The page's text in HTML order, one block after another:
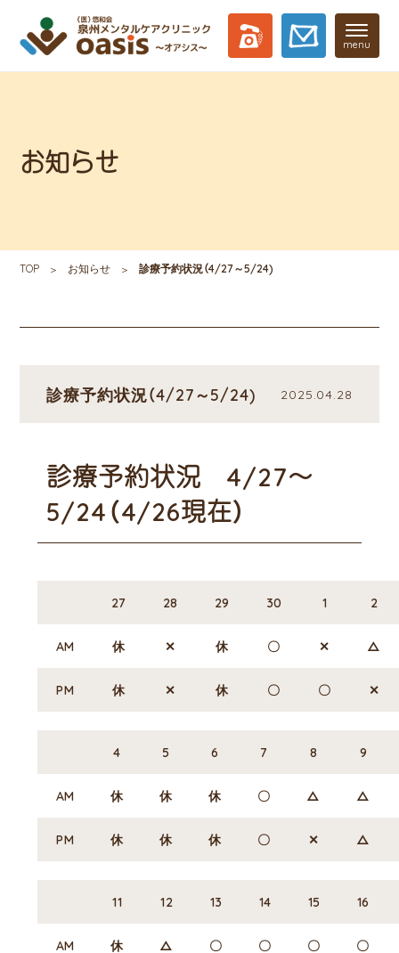
menu
お知らせ
TOP お知らせ 診療予約状況（4/27～5/24)
診療予約状況（4/27～5/24) 2025.04.28
診療予約状況 4/27～
5/24（4/26現在）
27 28 29 30 1 2
AM 休 ✕ 休 〇 ✕ △
PM 休 ✕ 休 〇 〇 ✕
4 5 6 7 8 9
AM 休 休 休 〇 △ △
PM 休 休 休 〇 ✕ △
11 12 13 14 15 16
AM 休 △ 〇 〇 〇 〇